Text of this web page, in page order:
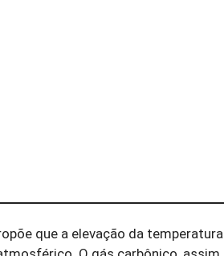
que a elevação da temperatura